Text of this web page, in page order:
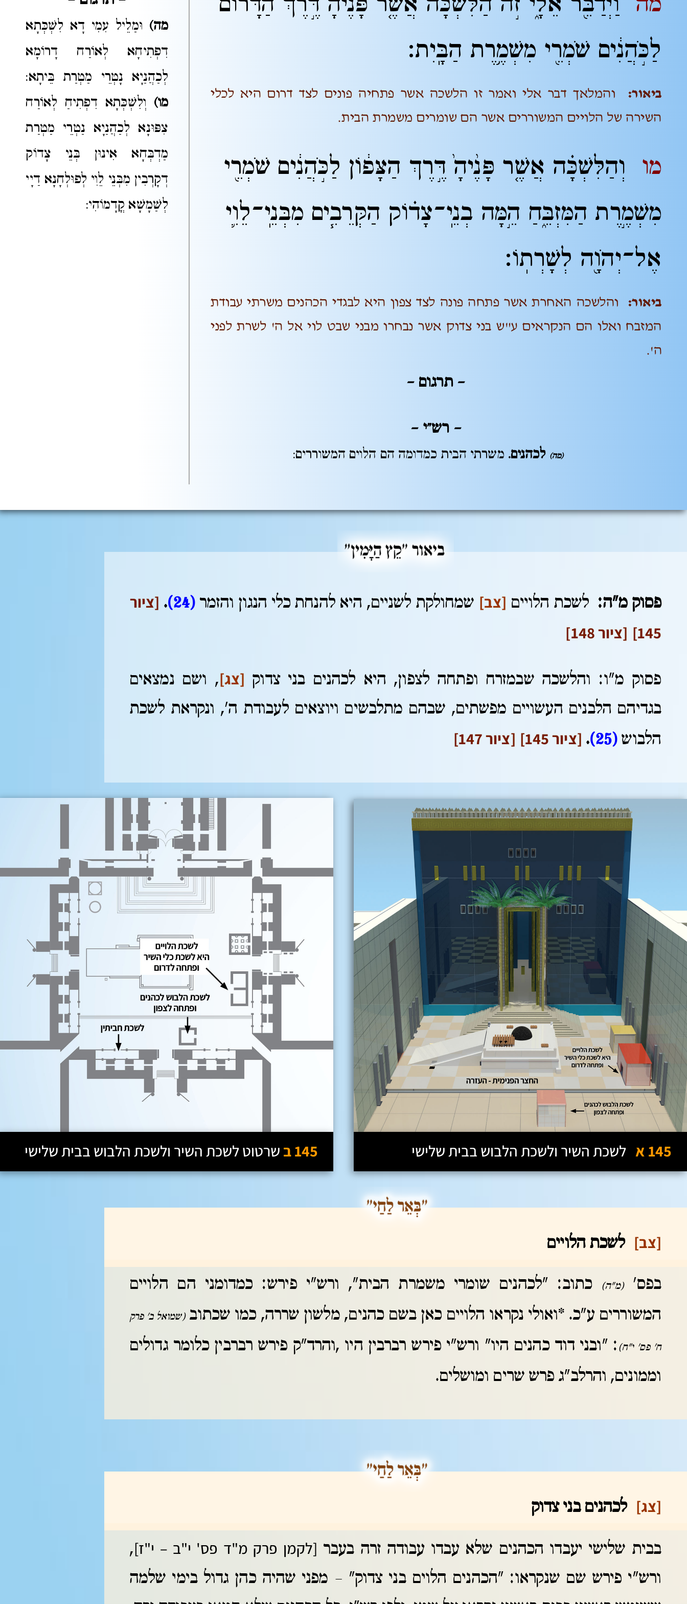
לַכֹּ֣הֲנִ֔ים שֹׁמְרֵ֖י מִשְׁמֶ֥רֶת הַבָּֽיִת׃
ביאור:
והמלאך דבר אלי ואמר זו הלשכה אשר פתחיה פונים לצד דרום היא לכלי
השירה של הלויים המשוררים אשר הם שומרים משמרת הבית.
מו וְהַלִּשְׁכָּ֗ה אֲשֶׁ֤ר פָּנֶ֙יהָ֙ דֶּ֣רֶךְ הַצָּפ֔וֹן לַכֹּ֣הֲנִ֔ים שֹׁמְרֵ֖י
מִשְׁמֶ֣רֶת הַמִּזְבֵּ֑חַ הֵ֣מָּה בְנֵֽי־צָד֗וֹק הַקְּרֵבִ֧ים מִבְּנֵֽי־לֵוִ֛י
אֶל־יְהֹוָ֖ה לְשָׁרְתֽוֹ׃
ביאור:
והלשכה האחרת אשר פתחה פונה לצד צפון היא לבגדי הכהנים משרתי עבודת
המזבח ואלו הם הנקראים ע"ש בני צדוק אשר נבחרו מבני שבט לוי אל ה' לשרת לפני
ה'.
– תרגום –
– רש"י–
(מה) לכהנים. משרתי הבית כמדומה הם הלוים המשוררים:
מה) וּמַלֵיל עִמִי דָא לִשְׁכְּתָא
דִפְתִיחָא לְאוֹרַח דָרוֹמָא
לְכַהֲנַיָא נָטְרֵי מַטְרַת בֵּיתָא:
מו) וְלִשְׁכְּתָא דִפְתִיחַ לְאוֹרַח
צִפּוּנָא לְכַהֲנַיָא נַטְרֵי מַטְרַת
מַדְבְּחָא אִינוּן בְּנֵי צָדוֹק
דְקָרְבִין מִבְּנֵי לֵוִי לְפוּלְחָנָא דַיָי
לְשַׁמָשָׁא קֳדָמוֹהִי:
פסוק מ"ה: לשכת הלויים [צב] שמחולקת לשניים, היא להנחת כלי הנגון והזמר (24)
. [ציור
145] [ציור 148]
פסוק מ"ו: והלשכה שבמזרח ופתחה לצפון, היא לכהנים בני צדוק [צג], ושם נמצאים
בגדיהם הלבנים העשויים מפשתים, שבהם מתלבשים ויוצאים לעבודת ה', ונקראת לשכת
הלבוש(25)
. [ציור 145] [ציור 147]
145 א לשכת השיר ולשכת הלבוש בבית שלישי 145 ב שרטוטלשכת השיר ולשכת הלבוש בבית שלישי
[צב] לשכת הלויים
בפס'(מ"ה)
כתוב: "לכהנים שומרי משמרת הבית", ורש"י פירש: כמדומני הם הלויים
המשוררים ע"כ. *ואולי נקראו הלויים כאן בשם כהנים, מלשון שררה, כמו שכתוב(שמואל ב' פרק
ח' פס' י"ח) : "ובני דוד כהנים היו" ורש"י פירש רברבין היו ,והרד"ק פירש רברבין כלומר גדולים
וממונים, והרלב"ג פרש שרים ומושלים.
[צג] לכהנים בני צדוק
בבית שלישי יעבדו הכהנים שלא עבדו עבודה זרה בעבר [לקמן פרק מ"ד פס' י"ב – י"ז],
ורש"י פירש שם שנקראו: "הכהנים הלוים בני צדוק" – מפני שהיה כהן גדול בימי שלמה